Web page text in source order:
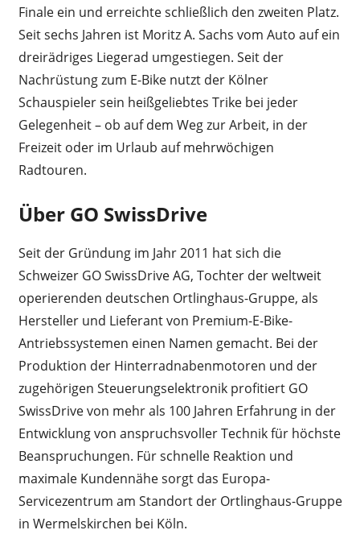
Finale ein und erreichte schließlich den zweiten Platz.
Seit sechs Jahren ist Moritz A. Sachs vom Auto auf ein
dreirädriges Liegerad umgestiegen. Seit der
Nachrüstung zum E-Bike nutzt der Kölner
Schauspieler sein heißgeliebtes Trike bei jeder
Gelegenheit – ob auf dem Weg zur Arbeit, in der
Freizeit oder im Urlaub auf mehrwöchigen
Radtouren.
Über GO SwissDrive
Seit der Gründung im Jahr 2011 hat sich die
Schweizer GO SwissDrive AG, Tochter der weltweit
operierenden deutschen Ortlinghaus-Gruppe, als
Hersteller und Lieferant von Premium-E-Bike-
Antriebssystemen einen Namen gemacht. Bei der
Produktion der Hinterradnabenmotoren und der
zugehörigen Steuerungselektronik profitiert GO
SwissDrive von mehr als 100 Jahren Erfahrung in der
Entwicklung von anspruchsvoller Technik für höchste
Beanspruchungen. Für schnelle Reaktion und
maximale Kundennähe sorgt das Europa-
Servicezentrum am Standort der Ortlinghaus-Gruppe
in Wermelskirchen bei Köln.